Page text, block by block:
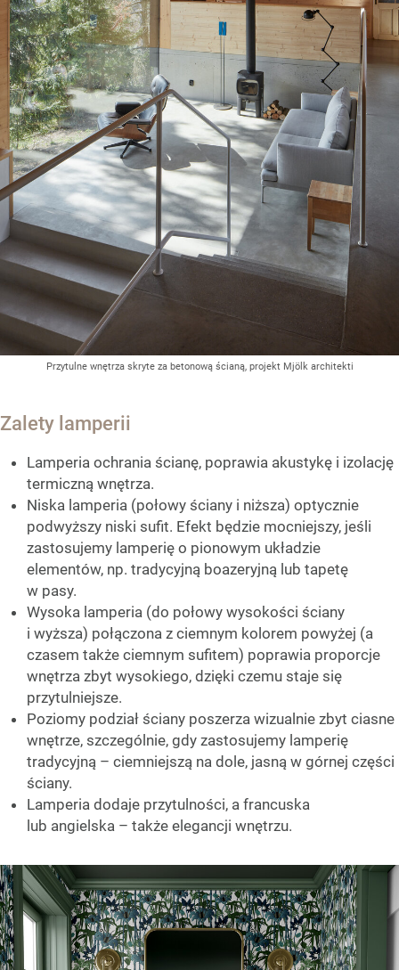
Przytulne wnętrza skryte za betonową ścianą, projekt Mjölk architekti
Zalety lamperii
Lamperia ochrania ścianę, poprawia akustykę i izolację
termiczną wnętrza.
Niska lamperia (połowy ściany i niższa) optycznie
podwyższy niski sufit. Efekt będzie mocniejszy, jeśli
zastosujemy lamperię o pionowym układzie
elementów, np. tradycyjną boazeryjną lub tapetę
w pasy.
Wysoka lamperia (do połowy wysokości ściany
i wyższa) połączona z ciemnym kolorem powyżej (a
czasem także ciemnym sufitem) poprawia proporcje
wnętrza zbyt wysokiego, dzięki czemu staje się
przytulniejsze.
Poziomy podział ściany poszerza wizualnie zbyt ciasne
wnętrze, szczególnie, gdy zastosujemy lamperię
tradycyjną – ciemniejszą na dole, jasną w górnej części
ściany.
Lamperia dodaje przytulności, a francuska
lub angielska – także elegancji wnętrzu.